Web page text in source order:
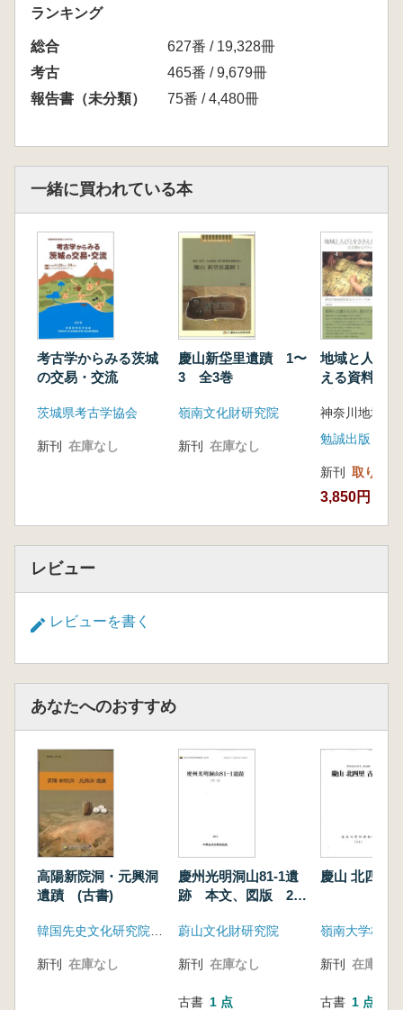
ランキング
総合
627番 / 19,328冊
考古
465番 / 9,679冊
報告書（未分類）
75番 / 4,480冊
一緒に買われている本
考古学からみる茨城
の交易・交流
茨城県考古学協会
新刊 在庫なし
慶山新垈里遺蹟 1〜
3 全3巻
嶺南文化財研究院
新刊 在庫なし
地域と人び
える資料 古文書から
勉誠出版
新刊 取り寄せ
3,850円
レビュー
レビューを書く
あなたへのおすすめ
高陽新院洞・元興洞
遺蹟 (古書)
新刊 在庫なし
慶州光明洞山81-1遺
跡 本文、図版 2冊
蔚山文化財研究院
新刊 在庫なし
古書 1 点
慶山 北四里
嶺南大学校博
新刊 在庫なし
古書 1 点